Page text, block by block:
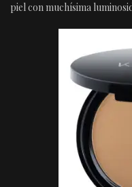
piel con muchísima